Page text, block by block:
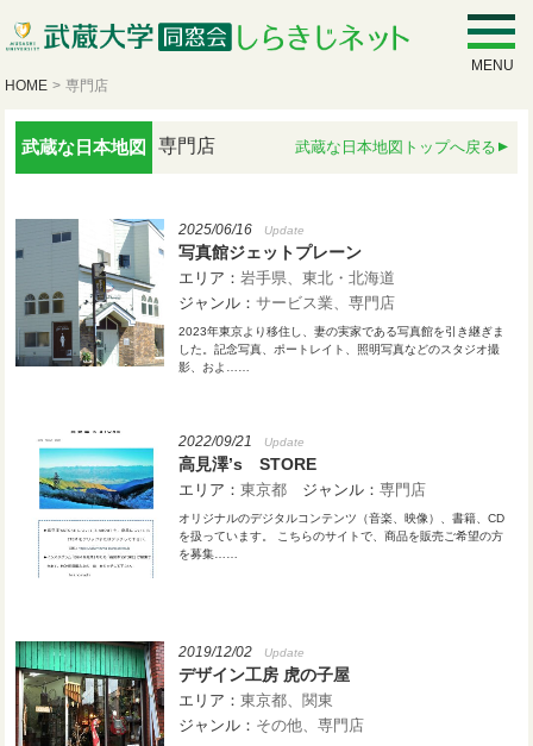
MENU
HOME > 専門店
武蔵な日本地図 専門店 武蔵な日本地図トップへ戻る
2025/06/16 Update
写真館ジェットプレーン
エリア：岩手県
東北・北海道
ジャンル：サービス業 専門店
2023年東京より移住し、妻の実家である写真館を引き継ぎま
した。記念写真、ポートレイト、照明写真などのスタジオ撮
影、およ……
2022/09/21 Update
高見澤’s STORE
エリア：東京都 ジャンル： 専門店
オリジナルのデジタルコンテンツ（音楽、映像）、書籍、CD
を扱っています。 こちらのサイトで、商品を販売ご希望の方
を募集……
2019/12/02 Update
デザイン工房 虎の子屋
エリア：東京都
関東
ジャンル： その他 専門店